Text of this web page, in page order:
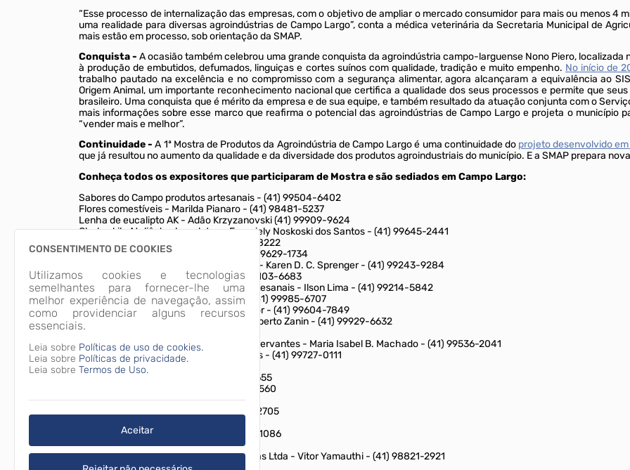
“Esse processo de internalização das empresas, com o objetivo de ampliar o mercado consumidor para mais ou menos 4
uma realidade para diversas agroindústrias de Campo Largo”, conta a médica veterinária da Secretaria Municipal de
mais estão em processo, sob orientação da SMAP.
Conquista -A ocasião também celebrou uma grande conquista da agroindústria campo-larguense Nono Piero, localizada
à produção de embutidos, defumados, linguiças e cortes suínos com qualidade, tradição e muito empenho. No início de
trabalho pautado na excelência e no compromisso com a segurança alimentar, agora alcançaram a equivalência ao
Origem Animal, um importante reconhecimento nacional que certifica a qualidade dos seus processos e permite que
brasileiro. Uma conquista que é mérito da empresa e de sua equipe, e também resultado da atuação conjunta com o
mais informações sobre esse marco que reafirma o potencial das agroindústrias de Campo Largo e projeta o município
“vender mais e melhor”.
Continuidade - A 1ª Mostra de Produtos da Agroindústria de Campo Largo é uma continuidade do projeto desenvolvido
que já resultou no aumento da qualidade e da diversidade dos produtos agroindustriais do município. E a SMAP prepara
Conheça todos os expositores que participaram de Mostra e são sediados em Campo Largo:
Sabores do Campo produtos artesanais - (41) 99504-6402
Flores comestíveis - Marilda Pianaro - (41) 98481-5237
Lenha de eucalipto AK - Adão Krzyzanovski (41) 99909-9624
Chokoski’s Ateliê de chocolates - Franciely Noskoski dos Santos - (41) 99645-2441
Belo Grão Cafés Especiais - (41) 99200-8222
Embutidos Sereia Ltda. - Marcelo - (41) 99629-1734
Laticínios Artesanais Chácara Boa Vista - Karen D. C. Sprenger - (41) 99243-9284
Chácara da Limeira Cogumelos - (41) 99103-6683
Chácara Vale das Palmeiras produtos artesanais - Ilson Lima - (41) 99214-5842
Étima Cervejaria - Ana Maria Ceccon - (41) 99985-6707
Queijaria Campo de Fiori - Alessandro Fior - (41) 99604-7849
Castelleone cerveja artesanal - João Gilberto Zanin - (41) 99929-6632
Embutidos Sabim - (41) 98899-3788
Batata Bella produtos caseiros sem conservantes - Maria Isabel B. Machado - (41) 99536-2041
Omma Iris geleias e conservas artesanais - (41) 99727-0111
Vinícola Legado - (41) 99199-9744
Ethilla Cerveja Artesanal - (41) 99752-0655
Cleo Pães Caseiros - Cleo - (41) 99872-2560
Nono Piero Salumeria - (41) 99821-5427
Tribal Brasil Chás Orgânicos - (41) 3555-2705
Chamel Produtos Naturais - (41) 98494-1086
Rondinha Embutidos - (41) 99524-4710
Yamagon Indústria e Comércio de Bebidas Ltda - Vitor Yamauthi - (41) 98821-2921
CONSENTIMENTO DE COOKIES
Utilizamos cookies e tecnologias
semelhantes para fornecer-lhe uma
melhor experiência de navegação, assim
como providenciar alguns recursos
essenciais.
Leia sobre Políticas de uso de cookies.
Leia sobre Políticas de privacidade.
Leia sobre Termos de Uso.
Aceitar